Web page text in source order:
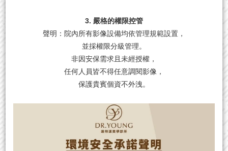
3. 嚴格的權限控管
聲明：院內所有影像設備均依管理規範設置，
並採權限分級管理。
非因安保需求且未經授權，
任何人員皆不得任意調閱影像，
保護貴賓個資不外洩。